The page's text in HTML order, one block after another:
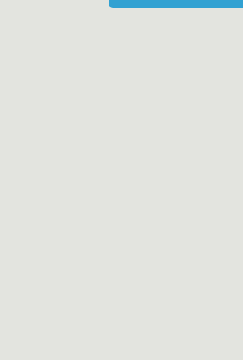
«Каменноостровская коллекция, 62»